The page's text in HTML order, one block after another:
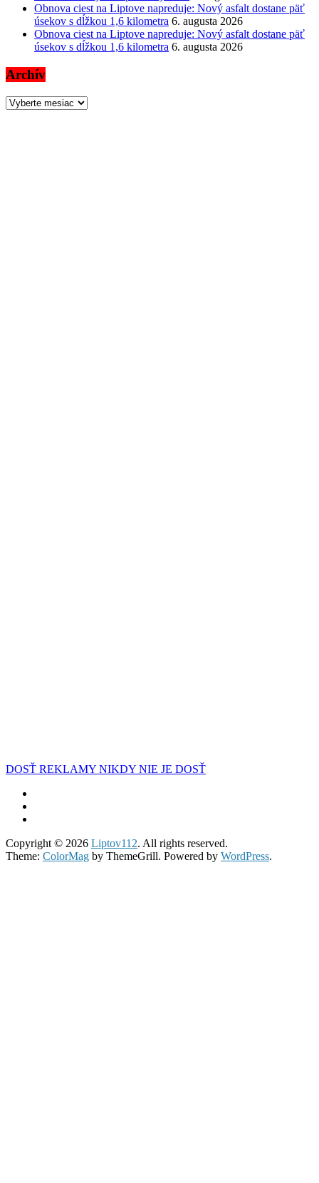
Obnova ciest na Liptove napreduje: Nový asfalt dostane päť
úsekov s dĺžkou 1,6 kilometra 6. augusta 2026
Obnova ciest na Liptove napreduje: Nový asfalt dostane päť
úsekov s dĺžkou 1,6 kilometra 6. augusta 2026
Archív
Archív
DOSŤ REKLAMY NIKDY NIE JE DOSŤ
Copyright © 2026 Liptov112. All rights reserved.
Theme: ColorMag by ThemeGrill. Powered by WordPress.